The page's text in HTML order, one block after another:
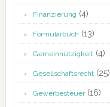
Finanzierung (4)
Formularbuch (13)
Gemeinnützigkeit(4)
Gesellschaftsrecht(25)
Gewerbesteuer(16)